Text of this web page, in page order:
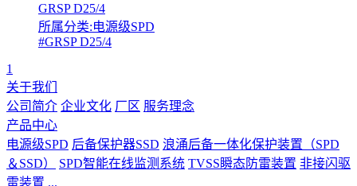
GRSP D25/4
所属分类:电源级SPD
#GRSP D25/4
1
关于我们
公司简介 企业文化 厂区 服务理念
产品中心
电源级SPD 后备保护器SSD 浪涌后备一体化保护装置（SPD
＆SSD）
SPD智能在线监测系统 TVSS瞬态防雷装置 非接闪驱
雷装置 ...